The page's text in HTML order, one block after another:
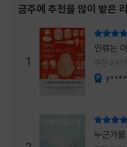
피치』
의미
잃어버
👧연
댓글로
튜버
금주에 추천을 많이 받은
1
인류는 이렇
역사가
추천 24건
누군가